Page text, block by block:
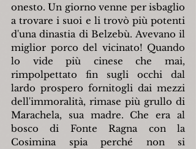
onesto. Un giorno venne per isbaglio
a trovare i suoi e li trovò più potenti
d'una dinastia di Belzebù. Avevano il
miglior porco del vicinato! Quando
lo vide più cinese che mai,
rimpolpettato fin sugli occhi dal
lardo prospero fornitogli dai mezzi
dell'immoralità, rimase più grullo di
Marachela, sua madre. Che era al
bosco di Fonte Ragna con la
Cosimina spia perché non si